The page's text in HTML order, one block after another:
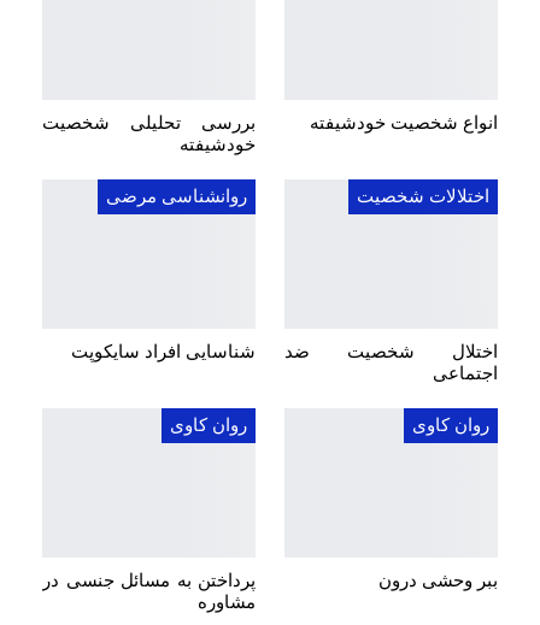
انواع شخصیت خودشیفته
بررسی تحلیلی شخصیت
خودشیفته
اختلالات شخصیت
اختلال شخصیت ضد
اجتماعی
روانشناسی مرضی
شناسایی افراد سایکوپت
روان کاوی
ببر وحشی درون
روان کاوی
پرداختن به مسائل جنسی در
مشاوره